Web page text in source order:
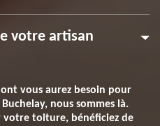
votre artisan
vous aurez besoin pour
nous sommes là.
votre toiture, bénéficiez de